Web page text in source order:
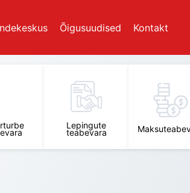
Õigusuudised Kontakt
Lepingute
teabevara